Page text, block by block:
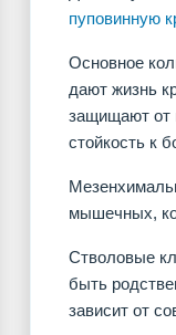
пуповинную
Основное
дают жизнь
защищают от
стойкость к
мышечных,
Стволовые
быть
зависит от